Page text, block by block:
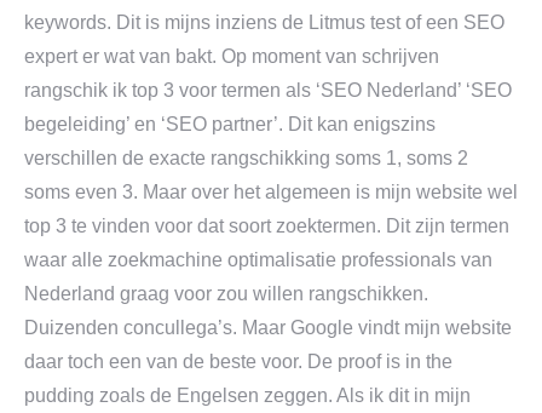
keywords. Dit is mijns inziens de Litmus test of een SEO
expert er wat van bakt. Op moment van schrijven
rangschik ik top 3 voor termen als ‘SEO Nederland’ ‘SEO
begeleiding’ en ‘SEO partner’. Dit kan enigszins
verschillen de exacte rangschikking soms 1, soms 2
soms even 3. Maar over het algemeen is mijn website wel
top 3 te vinden voor dat soort zoektermen. Dit zijn termen
waar alle zoekmachine optimalisatie professionals van
Nederland graag voor zou willen rangschikken.
Duizenden concullega’s. Maar Google vindt mijn website
daar toch een van de beste voor. De proof is in the
pudding zoals de Engelsen zeggen. Als ik dit in mijn